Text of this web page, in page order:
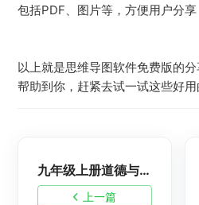
包括PDF、图片等，方便用户分享
以上就是思维导图软件免费版的
帮助到你，赶紧去试一试这些好
上一篇
九年级上册道德与法治思维导图|必备知识点总结人教版